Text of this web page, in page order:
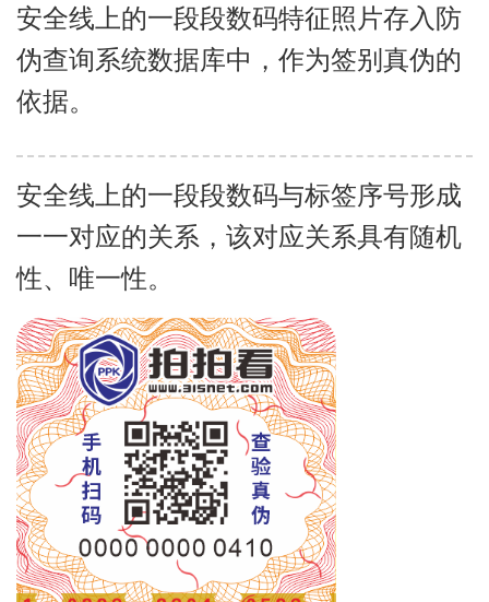
安全线上的一段段数码特征照片存入防
伪查询系统数据库中，作为签别真伪的
依据。
安全线上的一段段数码与标签序号形成
一一对应的关系，该对应关系具有随机
性、唯一性。